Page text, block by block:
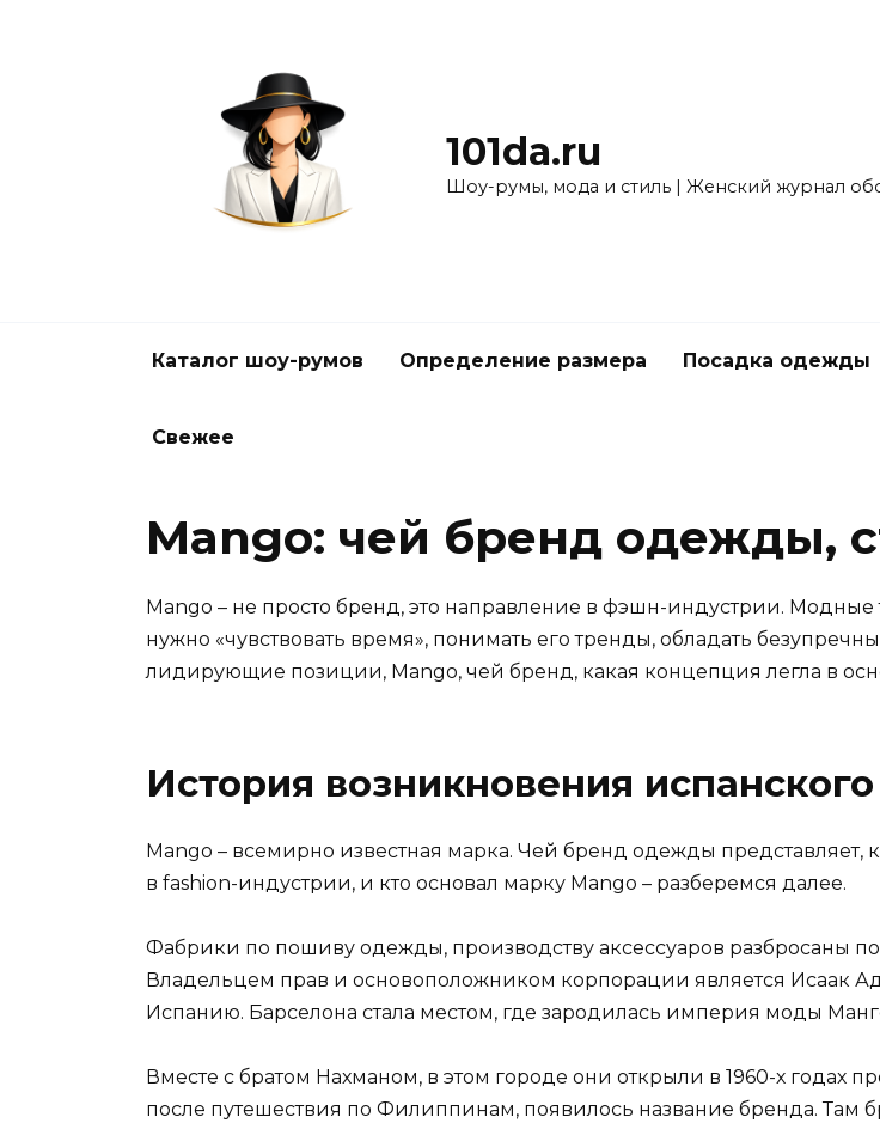
101da.ru
Шоу-румы, мода и стиль | Женский журнал
Каталог шоу-румов Определение размера Посадка одежды
Свежее
Mango: чей бренд одежды,
Mango – не просто бренд, это направление в фэшн-индустрии.
нужно «чувствовать время», понимать его тренды, обладать
лидирующие позиции, Mango, чей бренд, какая концепция легла в
История возникновения
Mango – всемирно известная марка. Чей бренд одежды представляет,
в fashion-индустрии, и кто основал марку Mango – разберемся далее.
Фабрики по пошиву одежды, производству аксессуаров разбросаны
Владельцем прав и основоположником корпорации является Исаак
Испанию. Барселона стала местом, где зародилась империя моды
Вместе с братом Нахманом, в этом городе они открыли в 1960-х годах
после путешествия по Филиппинам, появилось название бренда. Там